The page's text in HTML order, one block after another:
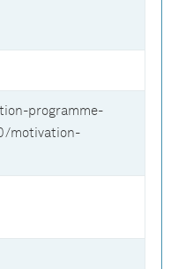
programme-
motivation-